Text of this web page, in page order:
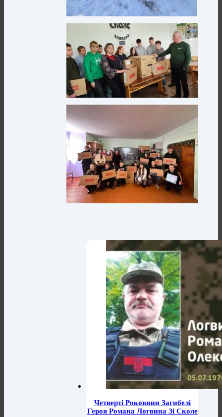
Четверті Роковини Загибелі
Героя Романа Логвина Зі Сколе